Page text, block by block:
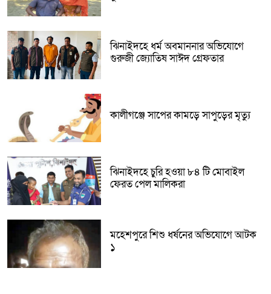
ঝিনাইদহে ধর্ম অবমাননার অভিযোগে
গুরুজী জ্যোতিষ সাঈদ গ্রেফতার
কালীগঞ্জে সাপের কামড়ে সাপুড়ের মৃত্যু
ঝিনাইদহে চুরি হওয়া ৮৪ টি মোবাইল
ফেরত পেল মালিকরা
মহেশপুরে শিশু ধর্ষনের অভিযোগে আটক
১